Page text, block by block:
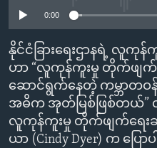
0:00
နိုင်ငံခြားရေးဌာနရဲ့ လူကု
ဟာ “လူကုန်ကူးမှု တိုက်ဖျက်
ဆောင်ရွက်နေတဲ့ ကမ္ဘာတဝန်
အဓိက အုတ်မြစ်ဖြစ်တယ်”
လူကုန်ကူးမှု တိုက်ဖျက်ရေး
ယာ (Cindy Dyer) က ပြေ